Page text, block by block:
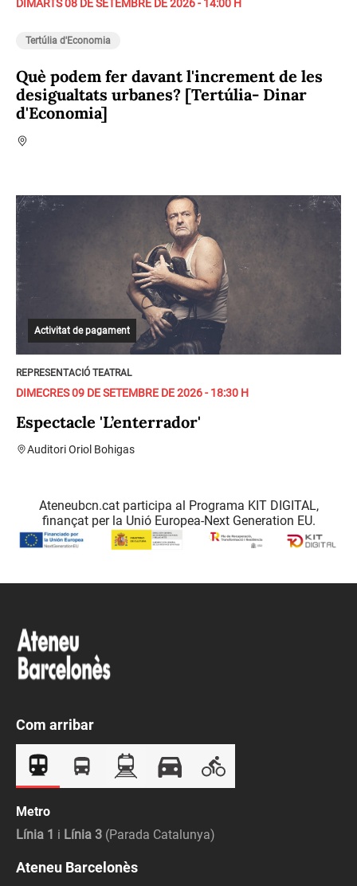
DIMARTS 08 DE SETEMBRE DE 2026 - 14:00 H
Tertúlia d'Economia
Què podem fer davant l'increment de les
desigualtats urbanes? [Tertúlia- Dinar
d'Economia]
Activitat de pagament
REPRESENTACIÓ TEATRAL
DIMECRES 09 DE SETEMBRE DE 2026 - 18:30 H
Espectacle 'L’enterrador'
Auditori Oriol Bohigas
Ateneubcn.cat participa al Programa KIT DIGITAL,
finançat per la Unió Europea-Next Generation EU.
Com arribar
Metro
Línia 1 i Línia 3 (Parada Catalunya)
Ateneu Barcelonès